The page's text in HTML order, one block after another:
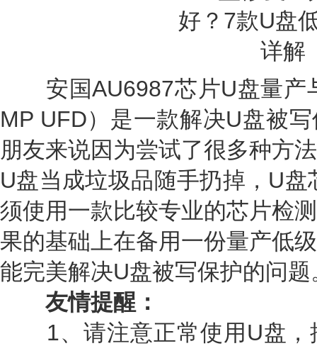
安国AU6987芯片U盘量产
MP UFD）是一款解决U盘被
朋友来说因为尝试了很多种方
U盘当成垃圾品随手扔掉，U
须使用一款比较专业的芯片检
果的基础上在备用一份量产低
能完美解决U盘被写保护的问题
友情提醒：
1、请注意正常使用U盘，